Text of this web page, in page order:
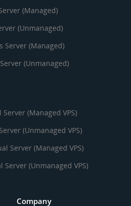
(Managed)
(Unmanaged)
Server (Managed)
(Unmanaged)
(Managed VPS)
(Unmanaged VPS)
Server (Managed VPS)
Server (Unmanaged VPS)
Company